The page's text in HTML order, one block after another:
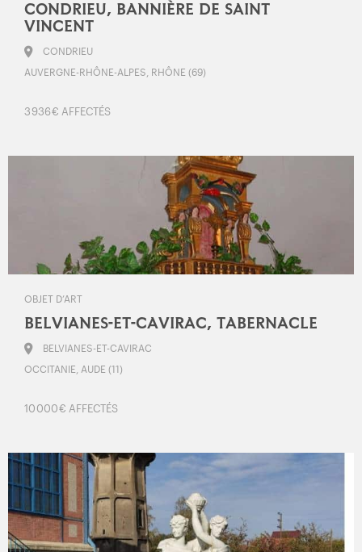
CONDRIEU, BANNIÈRE DE SAINT
VINCENT
CONDRIEU
AUVERGNE-RHÔNE-ALPES, RHÔNE (69)
3 936 € AFFECTÉS
OBJET D’ART
BELVIANES-ET-CAVIRAC, TABERNACLE
BELVIANES-ET-CAVIRAC
OCCITANIE, AUDE (11)
10 000 € AFFECTÉS